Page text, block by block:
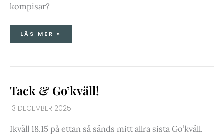
kompisar?
LÄS MER »
Tack & Go’kväll!
13 DECEMBER 2025
Ikväll 18.15 på ettan så sänds mitt allra sista Go’kväll.
TACK
&
GO’KVÄLL!